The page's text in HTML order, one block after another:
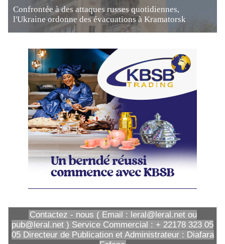
Confrontée à des attaques russes quotidiennes,
l'Ukraine ordonne des évacuations à Kramatorsk
Contactez - nous ( Email : leral@leral.net ou
pub@leral.net ) Service Commercial : + 22178 323 05
05 Directeur de Publication et Administrateur : Diafara